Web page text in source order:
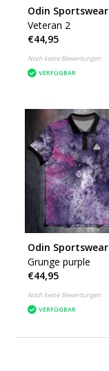
Odin Sportswear
Veteran 2
€44,95
Noch keine Bewertungen
VERFÜGBAR
Odin Sportswear
Grunge purple
€44,95
Noch keine Bewertungen
VERFÜGBAR